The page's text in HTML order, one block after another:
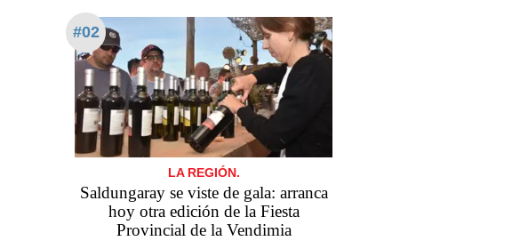
#02
LA REGIÓN.
Saldungaray se viste de gala: arranca
hoy otra edición de la Fiesta
Provincial de la Vendimia